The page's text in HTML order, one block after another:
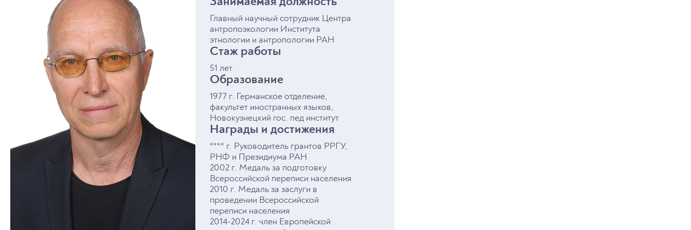
цифровой культуры, государство реализует масштабную
цифровую трансформацию и уделяет всё больше
внимания вопросам доверия к искусственному
интеллекту, а общество сталкивается с новыми
вызовами – цифровой идентичностью, интернет-
зависимостью, кибербуллингом и цифровым
неравенством.
Программа сочетает фундаментальную подготовку в
области антропологии и психологии с современными
методами исследования цифровой среды. Выпускники
смогут исследовать взаимодействие человека и
технологий, анализировать цифровые сообщества,
участвовать в разработке человекоориентированных
цифровых решений и реализовывать проекты в сфере
исследований, образования, цифровых коммуникаций,
государственного управления и IT.
Главный научный сотрудник Центра
антропоэкологии Института
этнологии и антропологии РАН
Стаж работы
51 лет
Образование
1977 г. Германское отделение,
факультет иностранных языков,
Новокузнецкий гос. пед институт
Награды и достижения
**** г. Руководитель грантов РРГУ,
РНФ и Президиума РАН
2002 г. Медаль за подготовку
Всероссийской переписи населения
2010 г. Медаль за заслуги в
проведении Всероссийской
переписи населения
2014-2024 г. член Европейской